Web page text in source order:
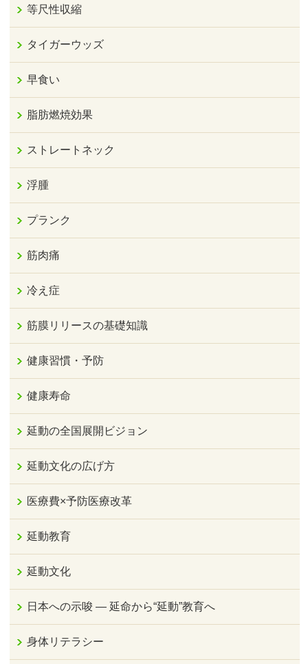
等尺性収縮
タイガーウッズ
早食い
脂肪燃焼効果
ストレートネック
浮腫
プランク
筋肉痛
冷え症
筋膜リリースの基礎知識
健康習慣・予防
健康寿命
延動の全国展開ビジョン
延動文化の広げ方
医療費×予防医療改革
延動教育
延動文化
日本への示唆 ― 延命から“延動”教育へ
身体リテラシー